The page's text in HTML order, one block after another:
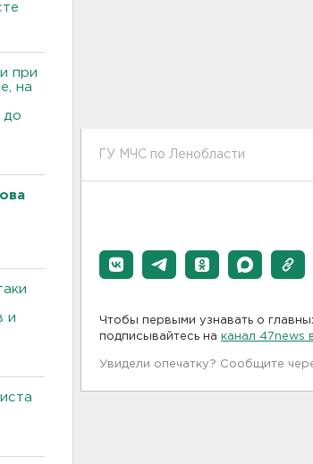
при
на
до
и
ГУ МЧС по Ленобласти
Чтобы первыми узнавать о
подписывайтесь на канал 47news
Увидели опечатку? Сообщите